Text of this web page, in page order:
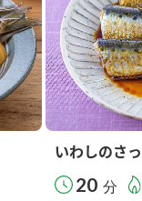
いわしのさ
20 分